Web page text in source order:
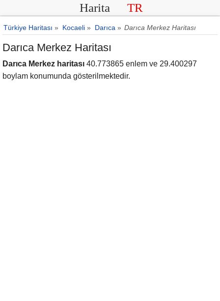
Harita TR
Türkiye Haritası » Kocaeli » Darıca » Darıca Merkez Haritası
Darıca Merkez Haritası
Darıca Merkez haritası 40.773865 enlem ve 29.400297
boylam konumunda gösterilmektedir.